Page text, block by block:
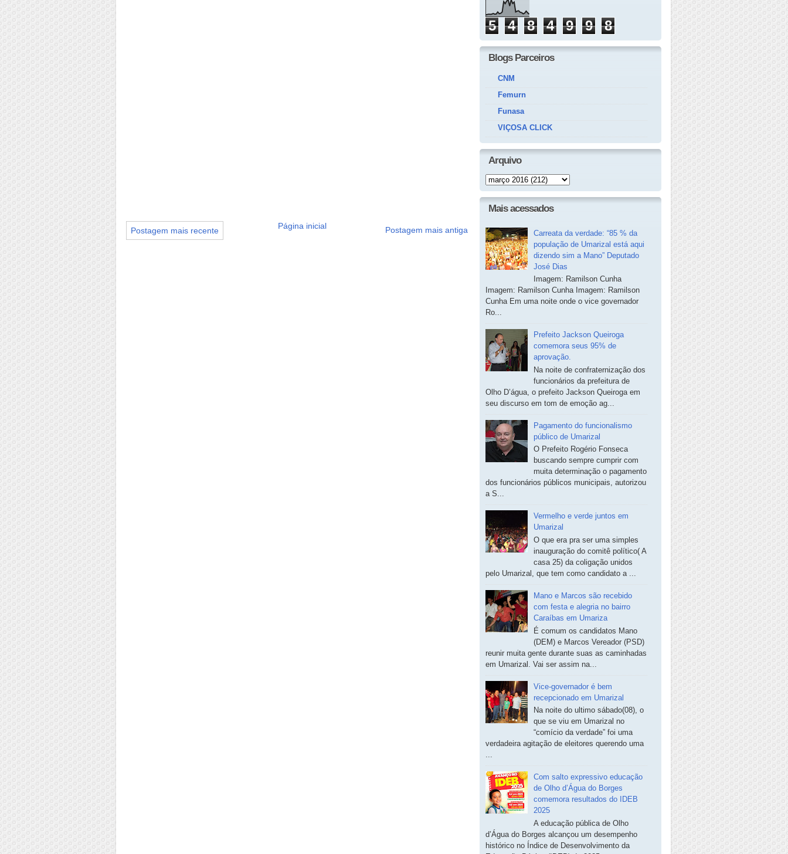
Postagem mais recente Postagem mais antiga
Página inicial
5 4 8 4 9 9 8
Blogs Parceiros
CNM
Femurn
Funasa
VIÇOSA CLICK
Arquivo
Mais acessados
Carreata da verdade: “85 % da
população de Umarizal está aqui
dizendo sim a Mano” Deputado
José Dias
Imagem: Ramilson Cunha
Imagem: Ramilson Cunha Imagem: Ramilson
Cunha Em uma noite onde o vice governador
Ro...
Prefeito Jackson Queiroga
comemora seus 95% de
aprovação.
Na noite de confraternização dos
funcionários da prefeitura de
Olho D’água, o prefeito Jackson Queiroga em
seu discurso em tom de emoção ag...
Pagamento do funcionalismo
público de Umarizal
O Prefeito Rogério Fonseca
buscando sempre cumprir com
muita determinação o pagamento
dos funcionários públicos municipais, autorizou
a S...
Vermelho e verde juntos em
Umarizal
O que era pra ser uma simples
inauguração do comitê político( A
casa 25) da coligação unidos
pelo Umarizal, que tem como candidato a ...
Mano e Marcos são recebido
com festa e alegria no bairro
Caraíbas em Umariza
É comum os candidatos Mano
(DEM) e Marcos Vereador (PSD)
reunir muita gente durante suas as caminhadas
em Umarizal. Vai ser assim na...
Vice-governador é bem
recepcionado em Umarizal
Na noite do ultimo sábado(08), o
que se viu em Umarizal no
“comício da verdade” foi uma
verdadeira agitação de eleitores querendo uma
...
Com salto expressivo educação
de Olho d’Água do Borges
comemora resultados do IDEB
2025
A educação pública de Olho
d’Água do Borges alcançou um desempenho
histórico no Índice de Desenvolvimento da